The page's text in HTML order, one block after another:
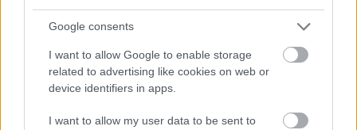
Google consents
I want to allow Google to enable storage
related to advertising like cookies on web or
device identifiers in apps.
I want to allow my user data to be sent to
EZEKET IS AJÁNLJUK
FORMA-1
Amerikai versenysorozatban
köthet ki Max Verstappen